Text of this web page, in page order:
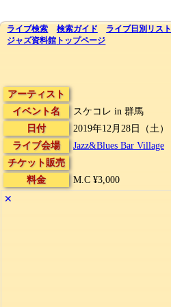
ライブ検索 検索ガイド ライブ日別 リスト
ジャズ資料館 トップページ
アーティスト
イベント名
スケコレ in 群馬
日付
2019年12月28日（土）
ライブ会場
Jazz&Blues Bar Village
チケット販売
料金
M.C ¥3,000
✕